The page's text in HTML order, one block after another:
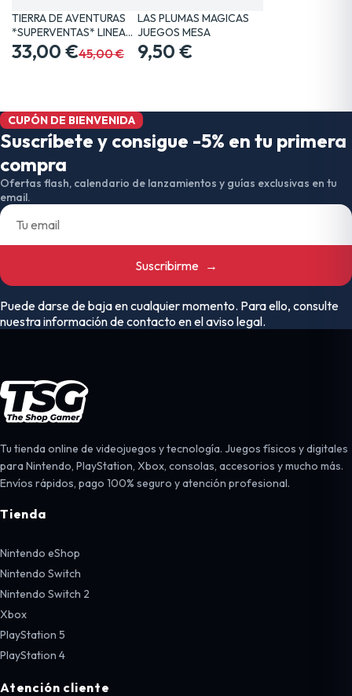
TIERRA DE AVENTURAS
*SUPERVENTAS* LINEA…
33,00 €45,00 €
LAS PLUMAS MAGICAS
JUEGOS MESA
9,50 €
CUPÓN DE BIENVENIDA
Suscríbete y consigue -5% en tu primera
compra
Ofertas flash, calendario de lanzamientos y guías exclusivas en tu
email.
Suscribirme →
Puede darse de baja en cualquier momento. Para ello, consulte
nuestra información de contacto en el aviso legal.
Tu tienda online de videojuegos y tecnología. Juegos físicos y digitales
para Nintendo, PlayStation, Xbox, consolas, accesorios y mucho más.
Envíos rápidos, pago 100% seguro y atención profesional.
Tienda
Nintendo eShop
Nintendo Switch
Nintendo Switch 2
Xbox
PlayStation 5
PlayStation 4
Atención cliente